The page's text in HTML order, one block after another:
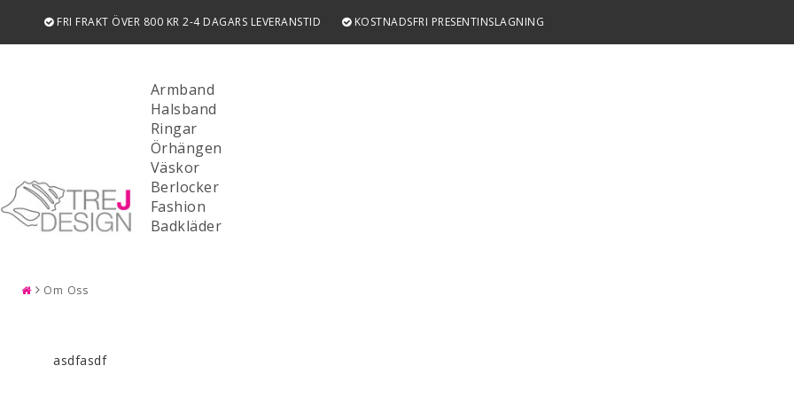
FRI FRAKT ÖVER 800 KR 2-4 DAGARS LEVERANSTID KOSTNADSFRI PRESENTINSLAGNING
Armband
Halsband
Ringar
Örhängen
Väskor
Berlocker
Fashion
Badkläder
SÖK
Om Oss
asdfasdf